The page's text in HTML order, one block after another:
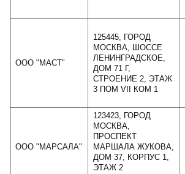
ООО "МАСТ"
125445, ГОРОД
МОСКВА, ШОССЕ
ЛЕНИНГРАДСКОЕ,
ДОМ 71 Г,
СТРОЕНИЕ 2, ЭТАЖ
3 ПОМ VII КОМ 1
ООО "МАРСАЛА"
123423, ГОРОД
МОСКВА,
ПРОСПЕКТ
МАРШАЛА ЖУКОВА,
ДОМ 37, КОРПУС 1,
ЭТАЖ 2